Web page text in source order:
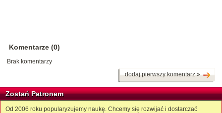
Komentarze (0)
Brak komentarzy
dodaj pierwszy komentarz »
Zostań Patronem
Od 2006 roku popularyzujemy naukę. Chcemy się rozwijać i dostarczać